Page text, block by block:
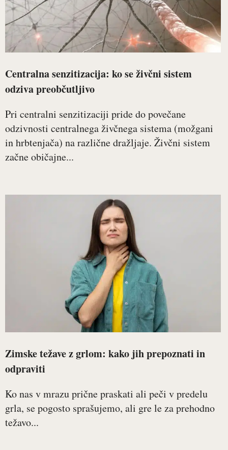
Centralna senzitizacija: ko se živčni sistem
odziva preobčutljivo
Pri centralni senzitizaciji pride do povečane
odzivnosti centralnega živčnega sistema (možgani
in hrbtenjača) na različne dražljaje. Živčni sistem
začne običajne...
Zimske težave z grlom: kako jih prepoznati in
odpraviti
Ko nas v mrazu prične praskati ali peči v predelu
grla, se pogosto sprašujemo, ali gre le za prehodno
težavo...